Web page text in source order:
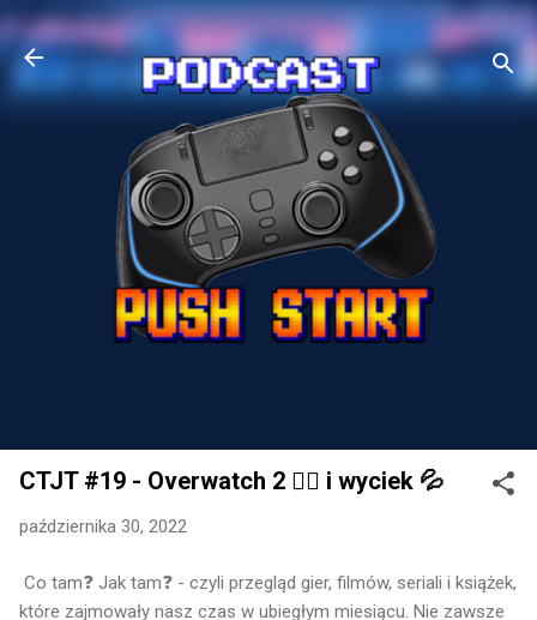
CTJT #19 - Overwatch 2 ✌🏼 i wyciek 💦
października 30, 2022
Co tam❓ Jak tam❓ - czyli przegląd gier, filmów, seriali i książek,
które zajmowały nasz czas w ubiegłym miesiącu. Nie zawsze